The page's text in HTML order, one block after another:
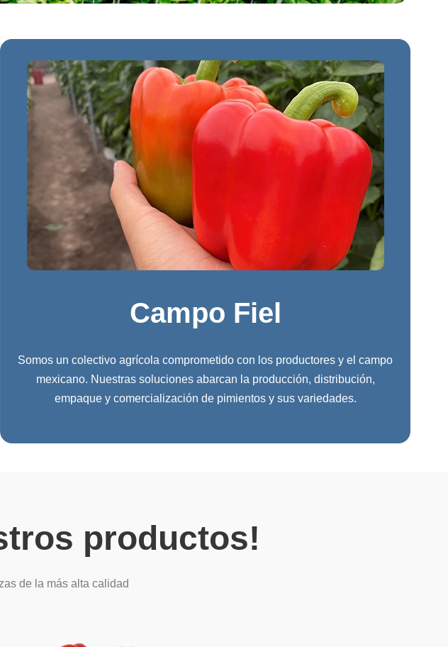
Campo Fiel
Somos un colectivo agrícola comprometido con los productores y el campo
mexicano. Nuestras soluciones abarcan la producción, distribución,
empaque y comercialización de pimientos y sus variedades.
productos!
de la más alta calidad